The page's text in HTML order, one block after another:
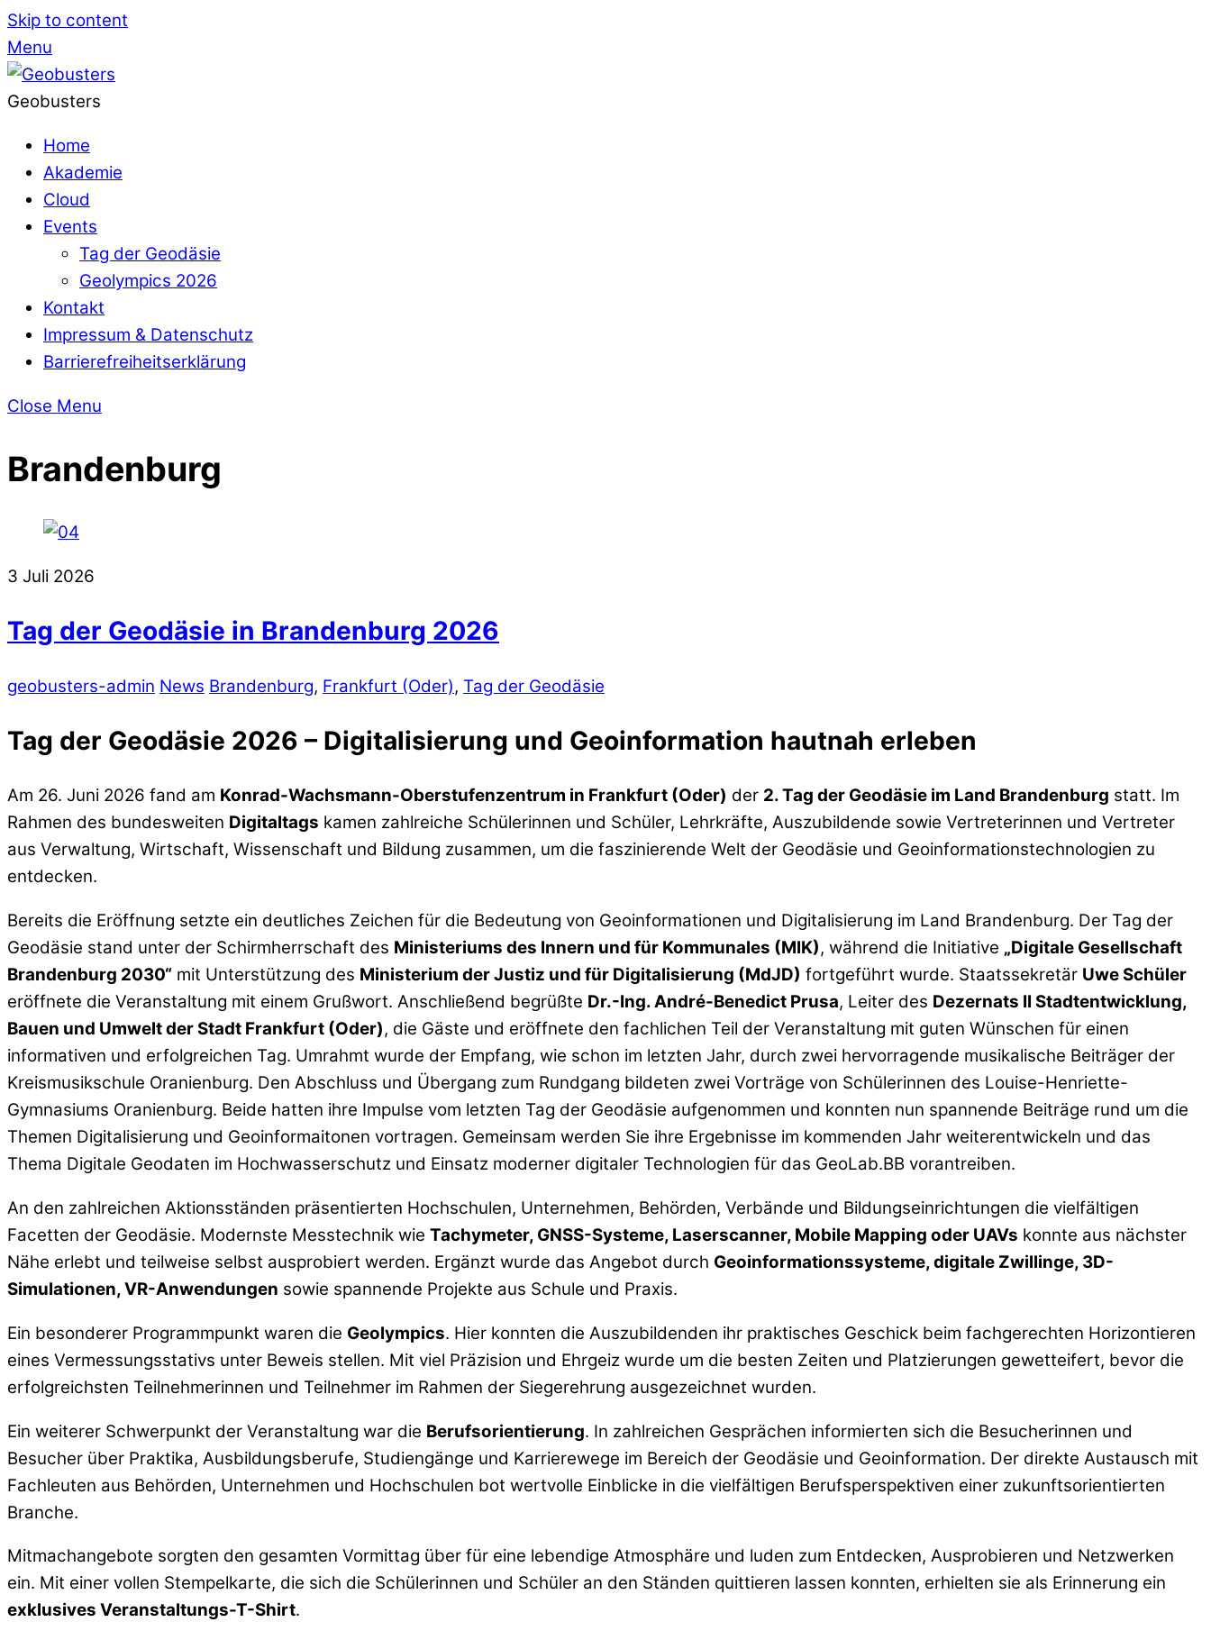
Skip to content
Menu
Geobusters
Home
Akademie
Cloud
Events
Tag der Geodäsie
Geolympics 2026
Kontakt
Impressum & Datenschutz
Barrierefreiheitserklärung
Close Menu
Brandenburg
3 Juli 2026
Tag der Geodäsie in Brandenburg 2026
geobusters-admin News Brandenburg, Frankfurt (Oder), Tag der Geodäsie
Tag der Geodäsie 2026 – Digitalisierung und Geoinformation hautnah erleben
Am 26. Juni 2026 fand am Konrad-Wachsmann-Oberstufenzentrum in Frankfurt (Oder) der 2. Tag der Geodäsie im Land Brandenburg statt. Im
Rahmen des bundesweiten Digitaltags kamen zahlreiche Schülerinnen und Schüler, Lehrkräfte, Auszubildende sowie Vertreterinnen und Vertreter
aus Verwaltung, Wirtschaft, Wissenschaft und Bildung zusammen, um die faszinierende Welt der Geodäsie und Geoinformationstechnologien zu
entdecken.
Bereits die Eröffnung setzte ein deutliches Zeichen für die Bedeutung von Geoinformationen und Digitalisierung im Land Brandenburg. Der Tag der
Geodäsie stand unter der Schirmherrschaft des Ministeriums des Innern und für Kommunales (MIK), während die Initiative „Digitale Gesellschaft
Brandenburg 2030“ mit Unterstützung des Ministerium der Justiz und für Digitalisierung (MdJD) fortgeführt wurde. Staatssekretär Uwe Schüler
eröffnete die Veranstaltung mit einem Grußwort. Anschließend begrüßte Dr.-Ing. André-Benedict Prusa, Leiter des Dezernats II Stadtentwicklung,
Bauen und Umwelt der Stadt Frankfurt (Oder), die Gäste und eröffnete den fachlichen Teil der Veranstaltung mit guten Wünschen für einen
informativen und erfolgreichen Tag. Umrahmt wurde der Empfang, wie schon im letzten Jahr, durch zwei hervorragende musikalische Beiträger der
Kreismusikschule Oranienburg. Den Abschluss und Übergang zum Rundgang bildeten zwei Vorträge von Schülerinnen des Louise-Henriette-
Gymnasiums Oranienburg. Beide hatten ihre Impulse vom letzten Tag der Geodäsie aufgenommen und konnten nun spannende Beiträge rund um die
Themen Digitalisierung und Geoinformaitonen vortragen. Gemeinsam werden Sie ihre Ergebnisse im kommenden Jahr weiterentwickeln und das
Thema Digitale Geodaten im Hochwasserschutz und Einsatz moderner digitaler Technologien für das GeoLab.BB vorantreiben.
An den zahlreichen Aktionsständen präsentierten Hochschulen, Unternehmen, Behörden, Verbände und Bildungseinrichtungen die vielfältigen
Facetten der Geodäsie. Modernste Messtechnik wie Tachymeter, GNSS-Systeme, Laserscanner, Mobile Mapping oder UAVs konnte aus nächster
Nähe erlebt und teilweise selbst ausprobiert werden. Ergänzt wurde das Angebot durch Geoinformationssysteme, digitale Zwillinge, 3D-
Simulationen, VR-Anwendungen sowie spannende Projekte aus Schule und Praxis.
Ein besonderer Programmpunkt waren die Geolympics. Hier konnten die Auszubildenden ihr praktisches Geschick beim fachgerechten Horizontieren
eines Vermessungsstativs unter Beweis stellen. Mit viel Präzision und Ehrgeiz wurde um die besten Zeiten und Platzierungen gewetteifert, bevor die
erfolgreichsten Teilnehmerinnen und Teilnehmer im Rahmen der Siegerehrung ausgezeichnet wurden.
Ein weiterer Schwerpunkt der Veranstaltung war die Berufsorientierung. In zahlreichen Gesprächen informierten sich die Besucherinnen und
Besucher über Praktika, Ausbildungsberufe, Studiengänge und Karrierewege im Bereich der Geodäsie und Geoinformation. Der direkte Austausch mit
Fachleuten aus Behörden, Unternehmen und Hochschulen bot wertvolle Einblicke in die vielfältigen Berufsperspektiven einer zukunftsorientierten
Branche.
Mitmachangebote sorgten den gesamten Vormittag über für eine lebendige Atmosphäre und luden zum Entdecken, Ausprobieren und Netzwerken
ein. Mit einer vollen Stempelkarte, die sich die Schülerinnen und Schüler an den Ständen quittieren lassen konnten, erhielten sie als Erinnerung ein
exklusives Veranstaltungs-T-Shirt.